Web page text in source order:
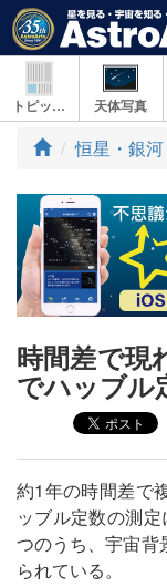
トピックス 天体写真
ト
プ
恒星・銀河
時間差で現
でハッブル
約1年の時間差で
ッブル定数の測
つのうち、宇宙背
られている。